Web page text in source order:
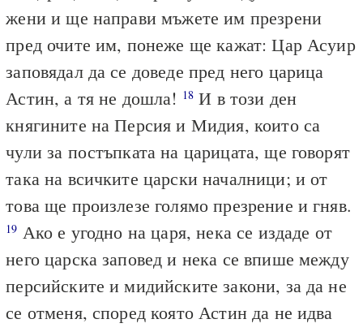
жени и ще направи мъжете им презрени
пред очите им, понеже ще кажат: Цар Асуир
заповядал да се доведе пред него царица
Астин, а тя не дошла! 18 И в този ден
княгините на Персия и Мидия, които са
чули за постъпката на царицата, ще говорят
така на всичките царски началници; и от
това ще произлезе голямо презрение и гняв.
19 Ако е угодно на царя, нека се издаде от
него царска заповед и нека се впише между
персийските и мидийските закони, за да не
се отменя, според която Астин да не идва